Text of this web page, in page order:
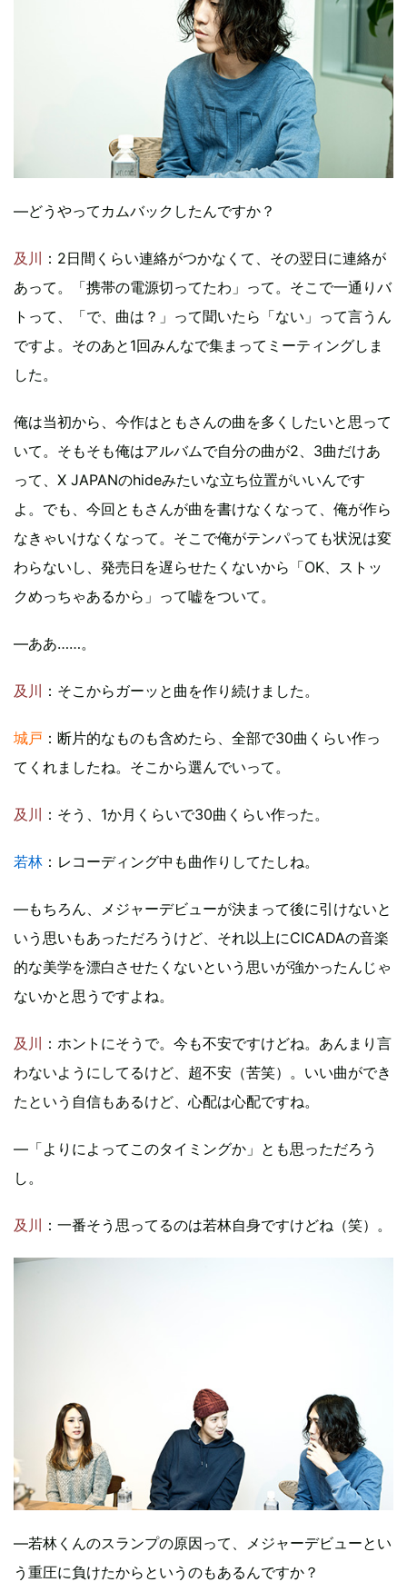
―どうやってカムバックしたんですか？
及川 ：2日間くらい連絡がつかなくて、その翌日に連絡が
あって。「携帯の電源切ってたわ」って。そこで一通りバ
トって、「で、曲は？」って聞いたら「ない」って言うん
ですよ。そのあと1回みんなで集まってミーティングしま
した。
俺は当初から、今作はともさんの曲を多くしたいと思って
いて。そもそも俺はアルバムで自分の曲が2、3曲だけあ
って、X JAPANのhideみたいな立ち位置がいいんです
よ。でも、今回ともさんが曲を書けなくなって、俺が作ら
なきゃいけなくなって。そこで俺がテンパっても状況は変
わらないし、発売日を遅らせたくないから「OK、ストッ
クめっちゃあるから」って嘘をついて。
―ああ……。
及川 ：そこからガーッと曲を作り続けました。
城戸 ：断片的なものも含めたら、全部で30曲くらい作っ
てくれましたね。そこから選んでいって。
及川 ：そう、1か月くらいで30曲くらい作った。
若林 ：レコーディング中も曲作りしてたしね。
―もちろん、メジャーデビューが決まって後に引けないと
いう思いもあっただろうけど、それ以上にCICADAの音楽
的な美学を漂白させたくないという思いが強かったんじゃ
ないかと思うですよね。
及川 ：ホントにそうで。今も不安ですけどね。あんまり言
わないようにしてるけど、超不安（苦笑）。いい曲ができ
たという自信もあるけど、心配は心配ですね。
―「よりによってこのタイミングか」とも思っただろう
し。
及川 ：一番そう思ってるのは若林自身ですけどね（笑）。
―若林くんのスランプの原因って、メジャーデビューとい
う重圧に負けたからというのもあるんですか？